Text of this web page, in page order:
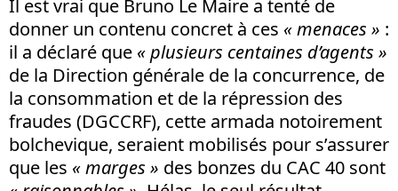
Il est vrai que Bruno Le Maire a tenté de
donner un contenu concret à ces « menaces » :
il a déclaré que « plusieurs centaines d’agents »
de la Direction générale de la concurrence, de
la consommation et de la répression des
fraudes (DGCCRF), cette armada notoirement
bolchevique, seraient mobilisés pour s’assurer
que les « marges » des bonzes du CAC 40 sont